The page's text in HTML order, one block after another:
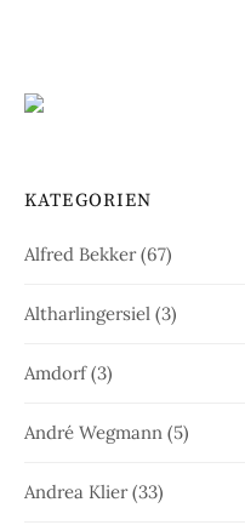
KATEGORIEN
Alfred Bekker(67)
Altharlingersiel (3)
Amdorf(3)
André Wegmann (5)
Andrea Klier(33)